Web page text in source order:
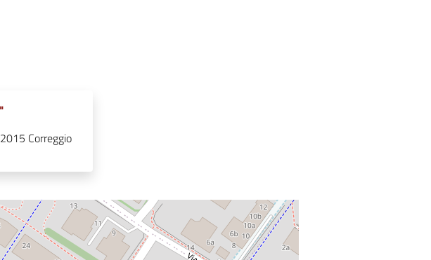
Correggio